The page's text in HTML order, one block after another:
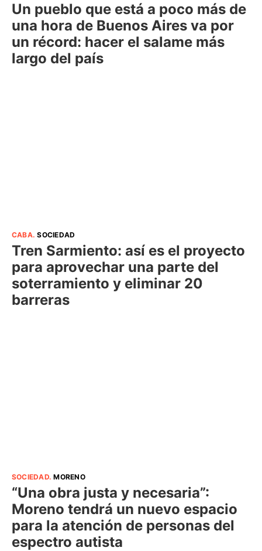
Un pueblo que está a poco más de
una hora de Buenos Aires va por
un récord: hacer el salame más
largo del país
CABA.SOCIEDAD
Tren Sarmiento: así es el proyecto
para aprovechar una parte del
soterramiento y eliminar 20
barreras
SOCIEDAD.MORENO
“Una obra justa y necesaria”:
Moreno tendrá un nuevo espacio
para la atención de personas del
espectro autista